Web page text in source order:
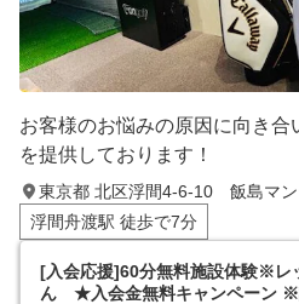
お客様のお悩みの原因に向き合
を提供しております！
東京都 北区浮間4-6-10 飯島マン
浮間舟渡駅 徒歩で7分
[入会応援]60分無料施設体験※レ
ん ★入会金無料キャンペーン ※